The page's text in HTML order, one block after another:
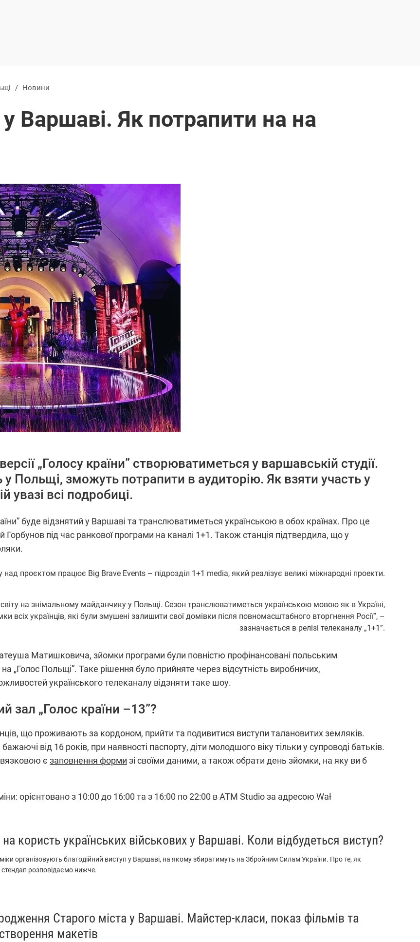
/ Новини
у Варшаві. Як потрапити на на
„Голосу країни” створюватиметься у варшавській студії.
у Польщі, зможуть потрапити в аудиторію. Як взяти участь у
увазі всі подробиці.
буде відзнятий у Варшаві та транслюватиметься українською в обох країнах. Про це
Горбунов під час ранкової програми на каналі 1+1. Також станція підтвердила, що у
над проєктом працює Big Brave Events – підрозділ 1+1 media, який реалізує великі міжнародні проекти.
світу на знімальному майданчику у Польщі. Сезон транслюватиметься українською мовою як в Україні,
всіх українців, які були змушені залишити свої домівки після повномасштабного вторгнення Росії”, –
зазначається в релізі телеканалу „1+1”.
Матишковича, зйомки програми були повністю профінансовані польським
„Голос Польщі”. Таке рішення було прийняте через відсутність виробничих,
українського телеканалу відзняти таке шоу.
зал „Голос країни –13”?
що проживають за кордоном, прийти та подивитися виступи талановитих земляків.
від 16 років, при наявності паспорту, діти молодшого віку тільки у супроводі батьків.
є заповнення форми зі своїми даними, а також обрати день зйомки, на яку ви б
орієнтовано з 10:00 до 16:00 та з 16:00 по 22:00 в ATM Studio за адресою Wał
користь українських військових у Варшаві. Коли відбудеться виступ?
організовують благодійний виступ у Варшаві, на якому збиратимуть на Збройним Силам України. Про те, як
розповідаємо нижче.
Старого міста у Варшаві. Майстер-класи, показ фільмів та
макетів